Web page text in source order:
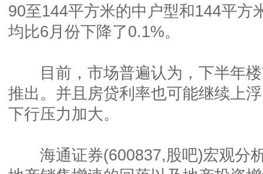
90至144平方米的中户型和144平方
均比6月份下降了0.1%。
目前，市场普遍认为，下半年楼
推出。并且房贷利率也可能继续上
下行压力加大。
海通证券(600837,股吧)宏观分